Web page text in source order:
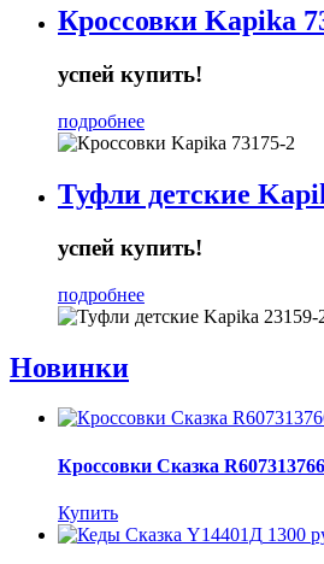
Кроссовки Kapika
успей купить!
подробнее
Туфли детские
успей купить!
подробнее
Новинки
Кроссовки Сказка R607313766
Купить
1300